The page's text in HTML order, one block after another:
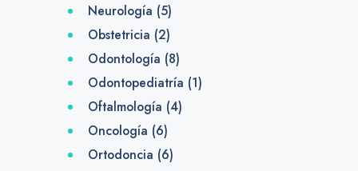
Neurología (5)
Obstetricia (2)
Odontología (8)
Odontopediatría (1)
Oftalmología (4)
Oncología (6)
Ortodoncia (6)